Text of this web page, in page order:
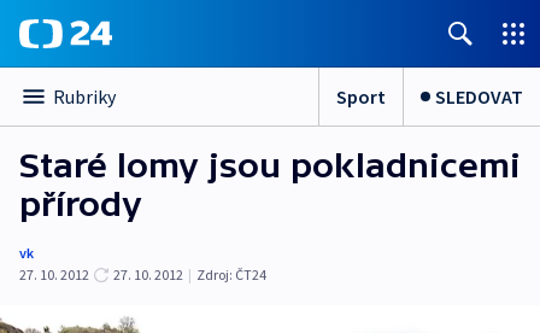
Rubriky Sport SLEDOVAT
Staré lomy jsou pokladnicemi
přírody
vk
27. 10. 2012
27. 10. 2012 | Zdroj: ČT24